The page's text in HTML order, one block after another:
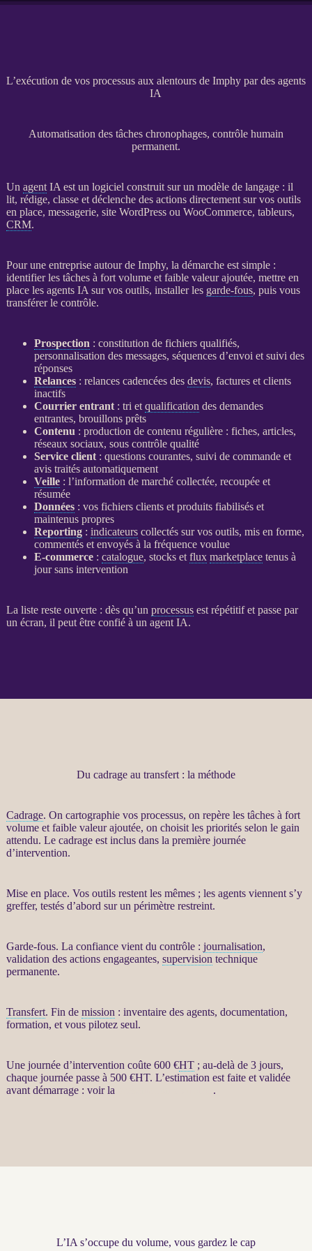
L’exécution de vos processus aux alentours de Imphy par des agents
IA
Automatisation des tâches chronophages, contrôle humain
permanent.
Un agent IA est un logiciel construit sur un modèle de langage : il
lit, rédige, classe et déclenche des actions directement sur vos outils
en place, messagerie, site WordPressou WooCommerce, tableurs,
CRM.
Pour une entreprise autour de Imphy, la démarche est simple :
identifier les tâches à fort volume et faible valeur ajoutée, mettre en
place les agents IA sur vos outils, installer les garde-fous, puis vous
transférer le contrôle.
Prospection : constitution de fichiers qualifiés,
personnalisation des messages, séquences d’envoi et suivi des
réponses
Relances: relancescadencées des devis, factures et clients
inactifs
Courrier entrant: tri et qualification des demandes
entrantes, brouillons prêts
Contenu : production de contenu régulière : fiches, articles,
réseaux sociaux, sous contrôle qualité
Service client: questions courantes, suivi de commande et
avis traités automatiquement
Veille: l’information de marché collectée, recoupée et
résumée
Données: vos fichiers clients et produits fiabilisés et
maintenus propres
Reporting: indicateurscollectés sur vos outils, mis en forme,
commentés et envoyés à la fréquence voulue
E-commerce: catalogue, stocks et flux marketplacetenus à
jour sans intervention
La liste reste ouverte : dès qu’un processusest répétitif et passe par
un écran, il peut être confié à un agent IA.
Du cadrage au transfert : la méthode
Cadrage. On cartographie vos processus, on repère les tâches à fort
volume et faible valeur ajoutée, on choisit les priorités selon le gain
attendu. Le cadrageest inclus dans la première journée
d’intervention.
Mise en place. Vos outils restent les mêmes ; les agentsviennent s’y
greffer, testés d’abord sur un périmètre restreint.
Garde-fous. La confiance vient du contrôle : journalisation,
validation des actions engageantes, supervision technique
permanente.
Transfert. Fin de mission : inventaire des agents, documentation,
formation, et vous pilotez seul.
Une journée d’intervention coûte 600 €HT; au-delà de 3 jours,
chaque journée passe à 500 €HT. L’estimation est faite et validée
avant démarrage : voir la
.
L’IA s’occupe du volume, vous gardez le cap